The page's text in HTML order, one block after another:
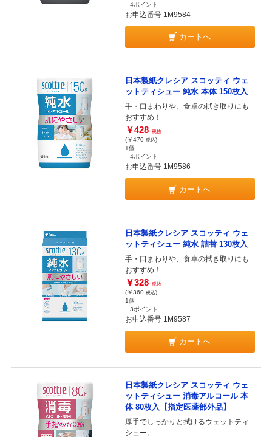
4ポイント
お申込番号 1M9584
カートへ
日本製紙クレシア スコッティ ウェ
ットティシュー 純水 本体 150枚入
手・口まわりや、食卓の拭き取りにも
おすすめ！
￥428 税抜
(￥470 税込)
1個
4ポイント
お申込番号 1M9586
カートへ
日本製紙クレシア スコッティ ウェ
ットティシュー 純水 詰替 130枚入
手・口まわりや、食卓の拭き取りにも
おすすめ！
￥328 税抜
(￥360 税込)
1個
3ポイント
お申込番号 1M9587
カートへ
日本製紙クレシア スコッティ ウェ
ットティシュー 消毒アルコール 本
体 80枚入【指定医薬部外品】
厚手でしっかりと拭けるウェットティ
シュー。